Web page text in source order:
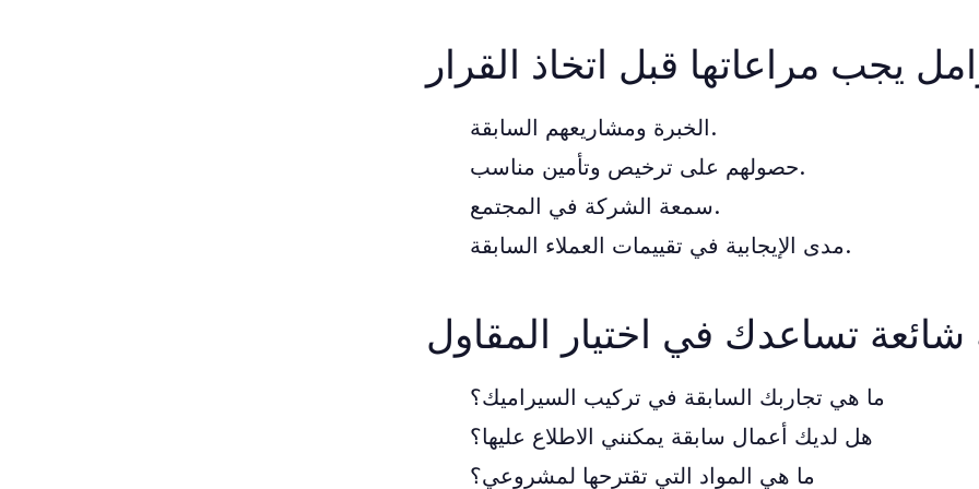
يجب مراعاتها قبل اتخاذ القرار
الخبرة ومشاريعهم السابقة.
حصولهم على ترخيص وتأمين مناسب.
سمعة الشركة في المجتمع.
مدى الإيجابية في تقييمات العملاء السابقة.
شائعة تساعدك في اختيار المقاول
ما هي تجاربك السابقة في تركيب السيراميك؟
هل لديك أعمال سابقة يمكنني الاطلاع عليها؟
ما هي المواد التي تقترحها لمشروعي؟